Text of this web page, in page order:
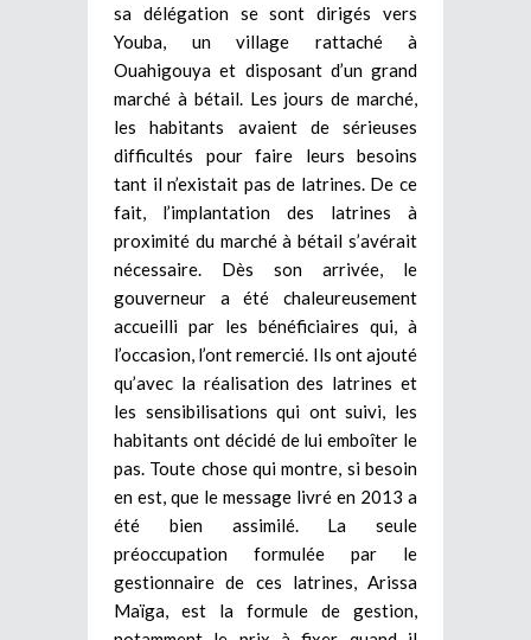
sa délégation se sont dirigés vers
Youba, un village rattaché à
Ouahigouya et disposant d’un grand
marché à bétail. Les jours de marché,
les habitants avaient de sérieuses
difficultés pour faire leurs besoins
tant il n’existait pas de latrines. De ce
fait, l’implantation des latrines à
proximité du marché à bétail s’avérait
nécessaire. Dès son arrivée, le
gouverneur a été chaleureusement
accueilli par les bénéficiaires qui, à
l’occasion, l’ont remercié. Ils ont ajouté
qu’avec la réalisation des latrines et
les sensibilisations qui ont suivi, les
habitants ont décidé de lui emboîter le
pas. Toute chose qui montre, si besoin
en est, que le message livré en 2013 a
été bien assimilé. La seule
préoccupation formulée par le
gestionnaire de ces latrines, Arissa
Maïga, est la formule de gestion,